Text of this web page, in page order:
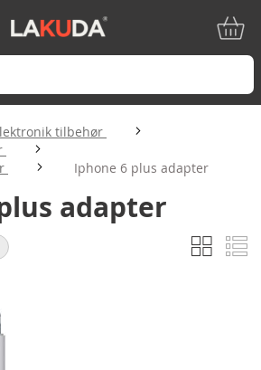
tilbehør
Iphone 6 plus adapter
adapter
Vis
som
Gitter